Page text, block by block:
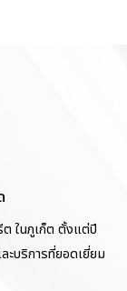
ในภูเก็ต ตั้งแต่ปี
บริการที่ยอดเยี่ยม